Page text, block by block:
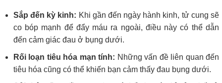
Sắp đến kỳ kinh: Khi gần đến ngày hành kinh, tử cung sẽ
co bóp mạnh để đẩy máu ra ngoài, điều này có thể dẫn
đến cảm giác đau ở bụng dưới.
Rối loạn tiêu hóa mạn tính: Những vấn đề liên quan đến
tiêu hóa cũng có thể khiến bạn cảm thấy đau bụng dưới.